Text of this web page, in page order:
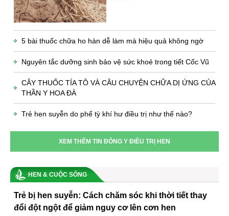
5 bài thuốc chữa ho hàn dễ làm mà hiệu quả không ngờ
Nguyên tắc dưỡng sinh bảo vệ sức khoẻ trong tiết Cốc Vũ
CÂY THUỐC TÍA TÔ VÀ CÂU CHUYỆN CHỮA DỊ ỨNG CỦA
THẦN Y HOA ĐÀ
Trẻ hen suyễn do phế tỳ khí hư điều trị như thế nào?
XEM THÊM TIN ĐÔNG Y ĐIỀU TRỊ HEN
HEN & CUỘC SỐNG
Trẻ bị hen suyễn: Cách chăm sóc khi thời tiết thay
đổi đột ngột để giảm nguy cơ lên cơn hen